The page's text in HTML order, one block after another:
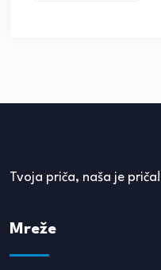
Tvoja priča, naša je priča!
Mreže